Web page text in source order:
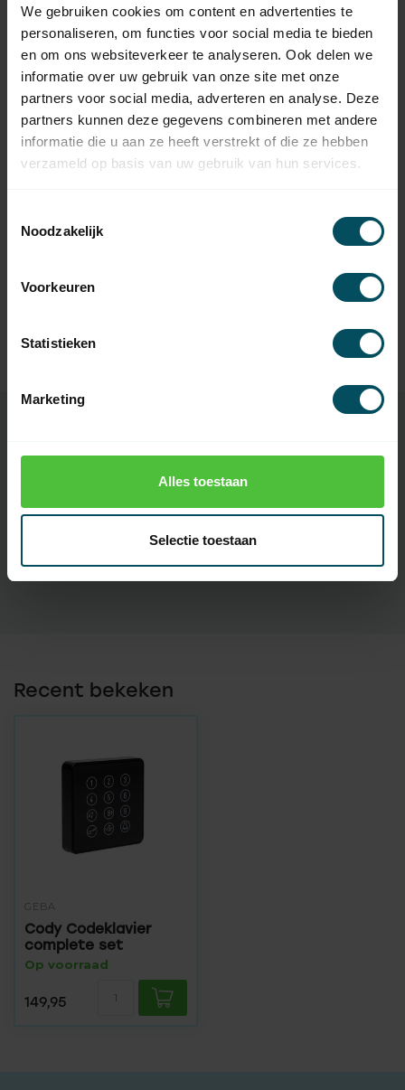
We gebruiken cookies om content en advertenties te
personaliseren, om functies voor social media te bieden
en om ons websiteverkeer te analyseren. Ook delen we
informatie over uw gebruik van onze site met onze
partners voor social media, adverteren en analyse. Deze
partners kunnen deze gegevens combineren met andere
informatie die u aan ze heeft verstrekt of die ze hebben
verzameld op basis van uw gebruik van hun services.
Noodzakelijk
Voorkeuren
Statistieken
Marketing
Alles toestaan
Selectie toestaan
Gerelateerde producten
GEBA
Geba Ontvangerprint 868
MHz voor Geba Cody
stuurkast
Op voorraad
58,95
Geba Micro 2-kanaals
handzender 868 MHz 47,95
handzender 868 MHz 48,95
Specificaties
SKU
Recent bekeken
GEBA
Cody Codeklavier
complete set
Op voorraad
149,95